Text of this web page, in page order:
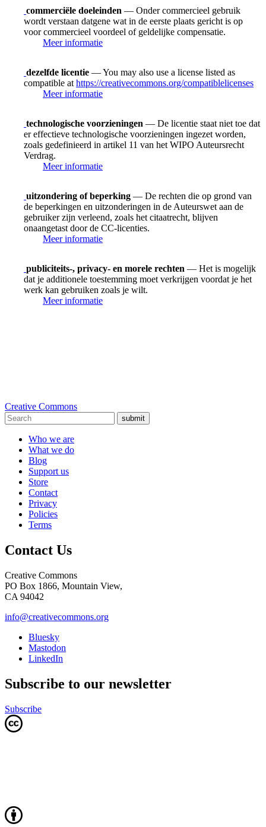
commerciële doeleinden — Onder commercieel gebruik
wordt verstaan datgene wat in de eerste plaats gericht is op
voor commercieel voordeel of geldelijke compensatie.
Meer informatie
dezelfde licentie — You may also use a license listed as
compatible at https://creativecommons.org/compatiblelicenses
Meer informatie
technologische voorzieningen — De licentie staat niet toe dat
er effectieve technologische voorzieningen ingezet worden,
zoals gedefinieerd in artikel 11 van het WIPO Auteursrecht
Verdrag.
Meer informatie
uitzondering of beperking — De rechten die op grond van
de beperkingen en uitzonderingen in de Auteurswet aan de
gebruiker zijn verleend, zoals het citaatrecht, blijven
onaangetast door de CC-licenties.
Meer informatie
publiciteits-, privacy- en morele rechten — Het is mogelijk
dat je additionele toestemming moet verkrijgen voordat je het
werk kan gebruiken zoals je wilt.
Meer informatie
Creative Commons
submit
Who we are
What we do
Blog
Support us
Store
Contact
Privacy
Policies
Terms
Contact Us
Creative Commons
PO Box 1866, Mountain View,
CA 94042
info@creativecommons.org
Bluesky
Mastodon
LinkedIn
Subscribe to our newsletter
Subscribe